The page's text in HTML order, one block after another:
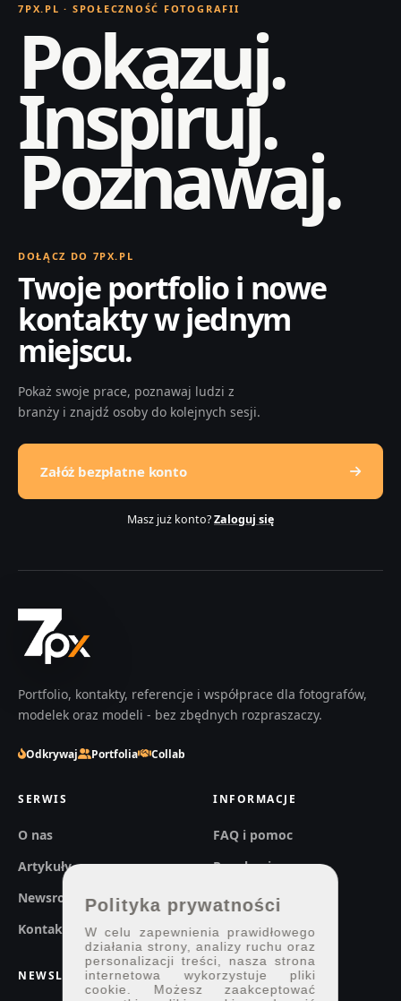
7PX.PL · SPOŁECZNOŚĆ FOTOGRAFII
Pokazuj.
Inspiruj.
Poznawaj.
DOŁĄCZ DO 7PX.PL
Twoje portfolio i nowe
kontakty w jednym
miejscu.
Pokaż swoje prace, poznawaj ludzi z
branży i znajdź osoby do kolejnych sesji.
Załóż bezpłatne konto
Masz już konto?Zaloguj się
Portfolio, kontakty, referencje i współprace dla fotografów,
modelek oraz modeli - bez zbędnych rozpraszaczy.
Odkrywaj Portfolia Collab
SERWIS
O nas
Artykuły
Newsroom
Kontakt
INFORMACJE
FAQ i pomoc
Regulaminy
Prywatność
NEWSLETTER
Polityka prywatności
W celu zapewnienia prawidłowego
działania strony, analizy ruchu oraz
personalizacji treści, nasza strona
internetowa wykorzystuje pliki
cookie. Możesz zaakceptować